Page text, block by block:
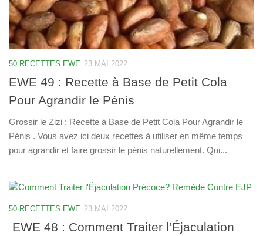
50 RECETTES EWE 23 MAI 2022
EWE 49 : Recette à Base de Petit Cola
Pour Agrandir le Pénis
Grossir le Zizi : Recette à Base de Petit Cola Pour Agrandir le
Pénis . Vous avez ici deux recettes à utiliser en même temps
pour agrandir et faire grossir le pénis naturellement. Qui...
50 RECETTES EWE 23 MAI 2022
EWE 48 : Comment Traiter l’Éjaculation